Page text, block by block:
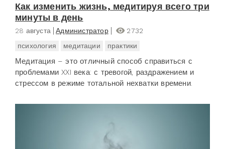
Как изменить жизнь, медитируя всего три
минуты в день
28 августа Администратор
2732
психология
медитации практики
Медитация – это отличный способ справиться с
проблемами XXI века: с тревогой, раздражением и
стрессом в режиме тотальной нехватки времени.